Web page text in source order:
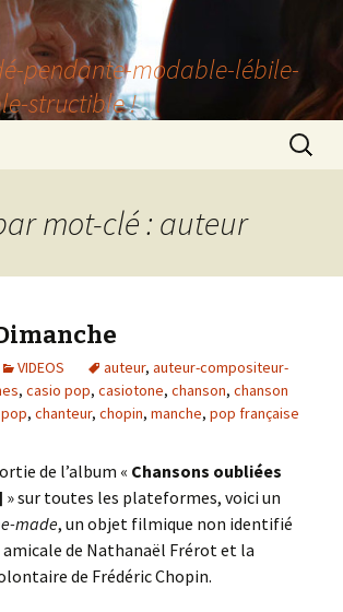
pendante-modable-lébile-
structible !
mot-clé : auteur
VIDEOS auteur, auteur-compositeur-
, casio pop, casiotone, chanson, chanson
, chanteur, chopin, manche, pop française
de l’album « Chansons oubliées
» sur toutes les plateformes, voici un
made, un objet filmique non identifié
de Nathanaël Frérot et la
de Frédéric Chopin.